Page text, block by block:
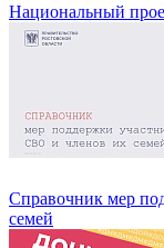
Национальный
Справочник мер
семей